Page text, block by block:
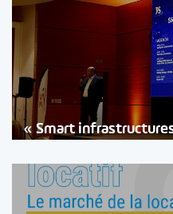
« Smart